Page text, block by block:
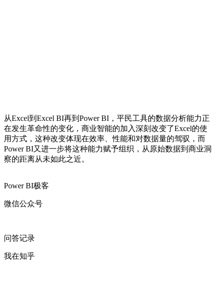
从Excel到Excel BI再到Power BI，平民工具的数据分析能力正
在发生革命性的变化，商业智能的加入深刻改变了Excel的使
用方式，这种改变体现在效率、性能和对数据量的驾驭，而
Power BI又进一步将这种能力赋予组织，从原始数据到商业洞
察的距离从未如此之近。
Power BI极客
微信公众号
问答记录
我在知乎